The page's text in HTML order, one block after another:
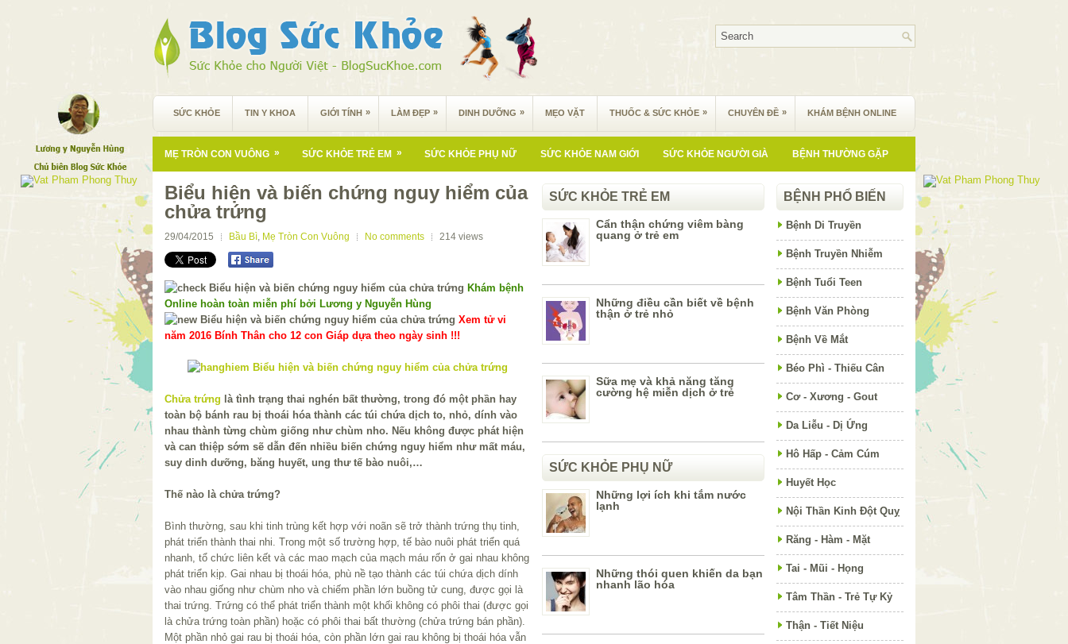
SỨC KHỎE TIN Y KHOA GIỚI TÍNH » LÀM ĐẸP » DINH DƯỠNG » MẸO VẶT THUỐC & SỨC KHỎE » CHUYÊN ĐỀ » KHÁM BỆNH ONLINE
MẸ TRÒN CON VUÔNG » SỨC KHỎE TRẺ EM » SỨC KHỎE PHỤ NỮ SỨC KHỎE NAM GIỚI SỨC KHỎE NGƯỜI GIÀ BỆNH THƯỜNG GẶP
Biểu hiện và biến chứng nguy hiểm của
chửa trứng
29/04/2015 Bầu Bì, Mẹ Tròn Con Vuông No comments 214 views
Khám bệnh
Online hoàn toàn miễn phí bởi Lương y Nguyễn Hùng
Xem tử vi
năm 2016 Bính Thân cho 12 con Giáp dựa theo ngày sinh !!!
Chửa trứng là tình trạng thai nghén bất thường, trong đó một phần hay
toàn bộ bánh rau bị thoái hóa thành các túi chứa dịch to, nhỏ, dính vào
nhau thành từng chùm giống như chùm nho. Nếu không được phát hiện
và can thiệp sớm sẽ dẫn đến nhiều biến chứng nguy hiểm như mất máu,
suy dinh dưỡng, băng huyết, ung thư tế bào nuôi,…
Thế nào là chửa trứng?
Bình thường, sau khi tinh trùng kết hợp với noãn sẽ trở thành trứng thụ tinh,
phát triển thành thai nhi. Trong một số trường hợp, tế bào nuôi phát triển quá
nhanh, tổ chức liên kết và các mao mạch của mạch máu rốn ở gai nhau không
phát triển kịp. Gai nhau bị thoái hóa, phù nề tạo thành các túi chứa dịch dính
vào nhau giống như chùm nho và chiếm phần lớn buồng tử cung, được gọi là
thai trứng. Trứng có thể phát triển thành một khối không có phôi thai (được gọi
là chửa trứng toàn phần) hoặc có phôi thai bất thường (chửa trứng bán phần).
Một phần nhỏ gai rau bị thoái hóa, còn phần lớn gai rau không bị thoái hóa vẫn
SỨC KHỎE TRẺ EM
Cẩn thận chứng viêm bàng
quang ở trẻ em
Những điều cần biết về bệnh
thận ở trẻ nhỏ
Sữa mẹ và khả năng tăng
cường hệ miễn dịch ở trẻ
SỨC KHỎE PHỤ NỮ
Những lợi ích khi tắm nước
lạnh
Những thói quen khiến da bạn
nhanh lão hóa
BỆNH PHỔ BIẾN
Bệnh Di Truyền
Bệnh Truyền Nhiễm
Bệnh Tuổi Teen
Bệnh Văn Phòng
Bệnh Về Mắt
Béo Phì - Thiếu Cân
Cơ - Xương - Gout
Da Liễu - Dị Ứng
Hô Hấp - Cảm Cúm
Huyết Học
Nội Thần Kinh Đột Quỵ
Răng - Hàm - Mặt
Tai - Mũi - Họng
Tâm Thần - Trẻ Tự Kỷ
Thận - Tiết Niệu